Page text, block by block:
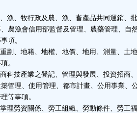
漁、牧行政及農、漁、畜產品共同運銷、
農漁會信用部監督及管理、農藥管理、自
項。
劃、地籍、地權、地價、地用、測量、土
。
科技產業之登記、管理與發展、投資招商
管理、使用管理、都市計畫、公用事業、
等事項。
理勞資關係、勞工組織、勞動條件、勞工